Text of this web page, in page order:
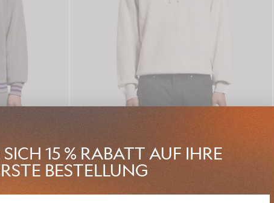
Hoodie aus Kaschmirmischung
LYLE & SCOTT FLY NOWHERE
15 % RABATT AUF IHRE
BESTELLUNG